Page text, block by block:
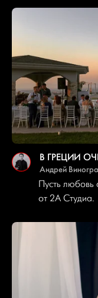
В ГРЕЦИИ
Андрей
Пусть любовь
от 2A Студиа.